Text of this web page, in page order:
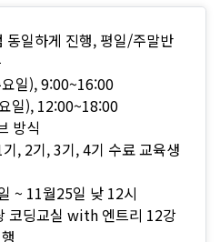
동일하게 진행, 평일/주말반
일), 9:00~16:00
일), 12:00~18:00
방식
, 2기, 3기, 4기 수료 교육생
~ 11월25일 낮 12시
코딩교실 with 엔트리 12강